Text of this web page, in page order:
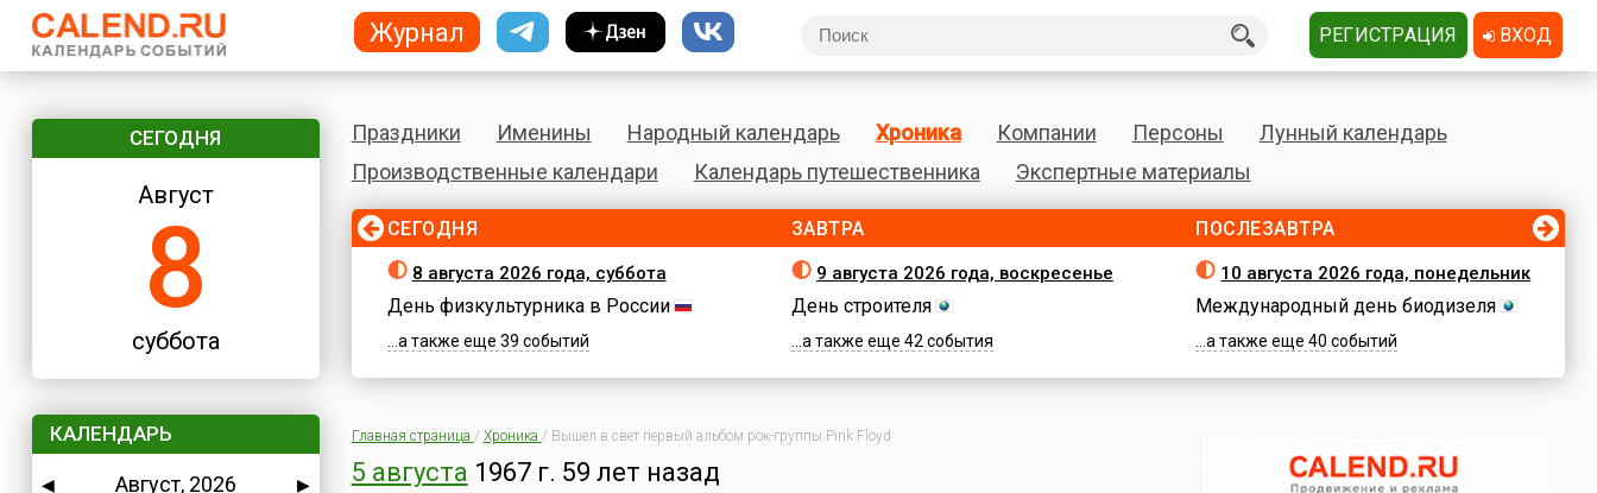
СЕГОДНЯ
Август
8
суббота
КАЛЕНДАРЬ
◀ Август, 2026
▶
Праздники Именины Народный календарь Хроника Компании Персоны
Лунный календарь
Производственные календари
Календарь путешественника Экспертные материалы
СЕГОДНЯ
8 августа 2026 года, суббота
День физкультурника в России
...а также еще 39 событий
ЗАВТРА
9 августа 2026 года, воскресенье
День строителя
...а также еще 42 события
ПОСЛЕЗАВТРА
10 августа 2026 года, понедельник
Международный день биодизеля
...а также еще 40 событий
Главная страница / Хроника / Вышел в свет первый альбом рок-группы Pink Floyd
5 августа 1967 г. 59 лет назад
Журнал РЕГИСТРАЦИЯ ВХОД